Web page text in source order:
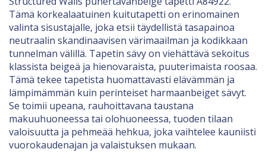
Tämä korkealaatuinen kuitutapetti on erinomainen
valinta sisustajalle, joka etsii täydellistä tasapainoa
neutraalin skandinaavisen värimaailman ja kodikkaan
tunnelman välillä. Tapetin sävy on viehättävä sekoitus
klassista beigeä ja hienovaraista, puuterimaista roosaa.
Tämä tekee tapetista huomattavasti elävämmän ja
lämpimämmän kuin perinteiset harmaanbeiget sävyt.
Se toimii upeana, rauhoittavana taustana
makuuhuoneessa tai olohuoneessa, tuoden tilaan
valoisuutta ja pehmeää hehkua, joka vaihtelee kauniisti
vuorokaudenajan ja valaistuksen mukaan.